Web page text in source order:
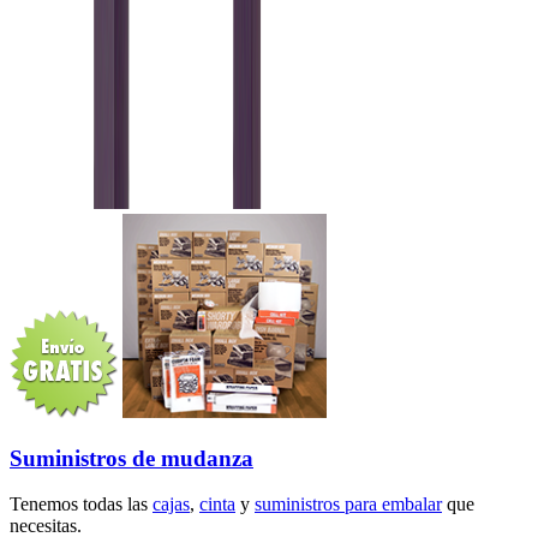
Suministros de mudanza
Tenemos todas las cajas, cinta y suministros para embalarque
necesitas.